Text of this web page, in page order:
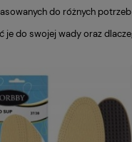
do różnych
do swojej wady oraz